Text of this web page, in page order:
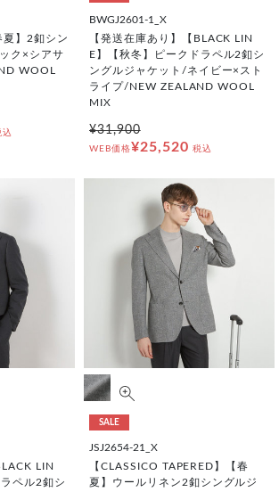
夏】2釦シン
ク×シアサ
WOOL
込
BWGJ2601-1_X
【発送在庫あり】【BLACK LIN
E】【秋冬】ピークドラペル2釦シ
ングルジャケット/ネイビー×スト
ライプ/NEW ZEALAND WOOL
MIX
¥31,900
WEB価格¥25,520 税込
LIN
ペル2釦シ
SALE
JSJ2654-21_X
【CLASSICO TAPERED】【春
夏】ウールリネン2釦シングルジ